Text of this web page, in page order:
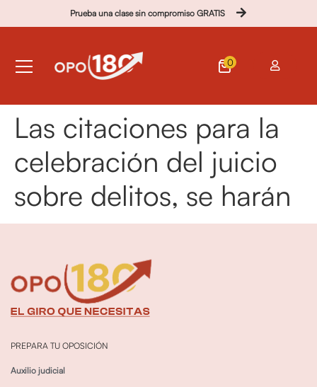
Prueba una clase sin compromiso GRATIS
0
Las citaciones para la
celebración del juicio
sobre delitos, se harán
PREPARA TU OPOSICIÓN
Auxilio judicial